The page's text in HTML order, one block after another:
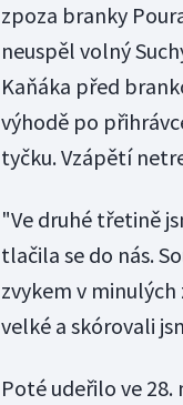
zpoza branky
neuspěl volný
Kaňáka před
výhodě po
tyčku. Vzápětí
"Ve druhé třetině
tlačila se do nás.
zvykem v
velké a skórovali
Poté udeřilo ve